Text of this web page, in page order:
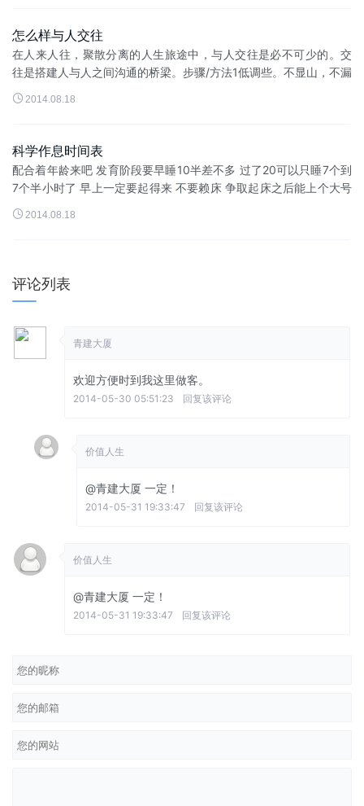
怎么样与人交往
在人来人往，聚散分离的人生旅途中，与人交往是必不可少的。交
往是搭建人与人之间沟通的桥梁。步骤/方法1低调些。不显山，不漏
水，不显能，不露富，不张扬，不哗众取宠，不嫉贤妒能。与人相
处低调些，会有好人缘，...
 2014.08.18
科学作息时间表
配合着年龄来吧 发育阶段要早睡10半差不多 过了20可以只睡7个到
7个半小时了 早上一定要起得来 不要赖床 争取起床之后能上个大号
然后洗漱完了之后吃个丰富的早餐 早餐非常重要!!!本人好养生 下面
是...
 2014.08.18
评论列表
青建大厦
欢迎方便时到我这里做客。
2014-05-30 05:51:23 回复该评论
价值人生
@青建大厦 一定！
2014-05-31 19:33:47 回复该评论
价值人生
@青建大厦 一定！
2014-05-31 19:33:47 回复该评论